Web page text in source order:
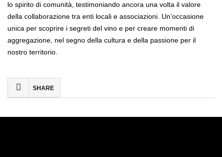
lo spirito di comunità, testimoniando ancora una volta il valore
della collaborazione tra enti locali e associazioni. Un’occasione
unica per scoprire i segreti del vino e per creare momenti di
aggregazione, nel segno della cultura e della passione per il
nostro territorio.
SHARE